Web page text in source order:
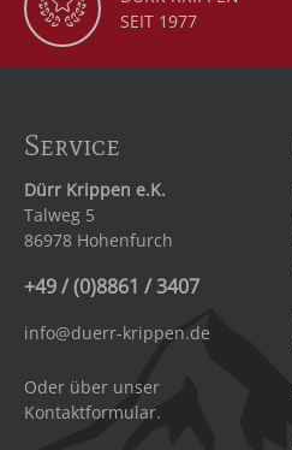
SEIT 1977
Service
Dürr Krippen e.K.
Talweg 5
86978 Hohenfurch
+49 / (0)8861 / 3407
info@duerr-krippen.de
Oder über unser
Kontaktformular.